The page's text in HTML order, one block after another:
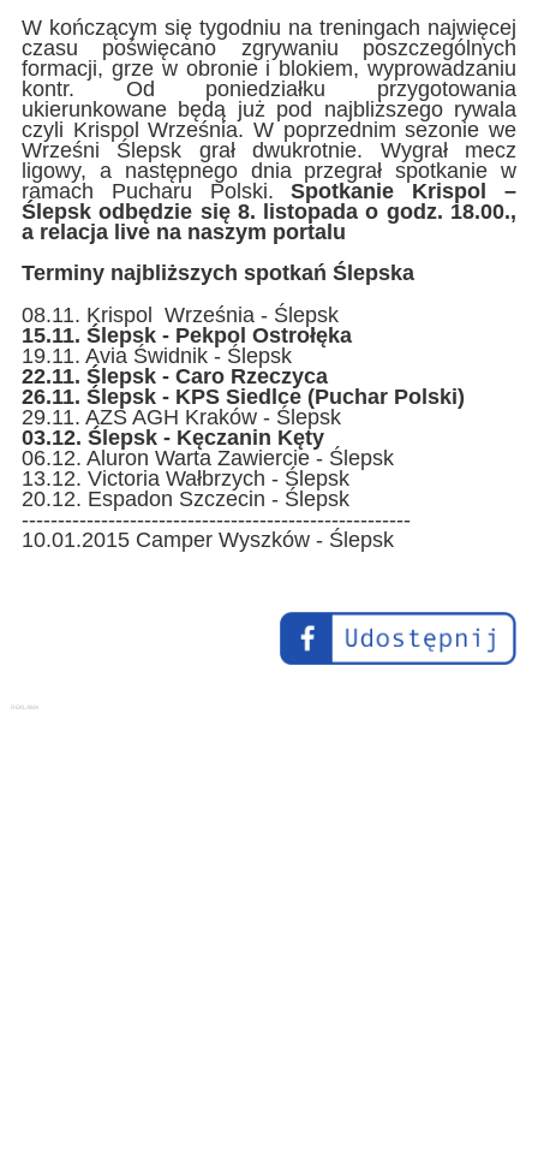
W kończącym się tygodniu na treningach najwięcej
czasu poświęcano zgrywaniu poszczególnych
formacji, grze w obronie i blokiem, wyprowadzaniu
kontr. Od poniedziałku przygotowania
ukierunkowane będą już pod najbliższego rywala
czyli Krispol Września. W poprzednim sezonie we
Wrześni Ślepsk grał dwukrotnie. Wygrał mecz
ligowy, a następnego dnia przegrał spotkanie w
ramach Pucharu Polski.Spotkanie Krispol –
Ślepsk odbędzie się 8. listopada o godz. 18.00.,
a relacja live na naszym portalu
Terminy najbliższych spotkań Ślepska
08.11. Krispol Września - Ślepsk
15.11. Ślepsk - Pekpol Ostrołęka
19.11. Avia Świdnik - Ślepsk
22.11. Ślepsk - Caro Rzeczyca
26.11. Ślepsk - KPS Siedlce (Puchar Polski)
29.11. AZS AGH Kraków - Ślepsk
03.12. Ślepsk - Kęczanin Kęty
06.12. Aluron Warta Zawiercie - Ślepsk
13.12. Victoria Wałbrzych - Ślepsk
20.12. Espadon Szczecin - Ślepsk
------------------------------------------------------
10.01.2015 Camper Wyszków - Ślepsk